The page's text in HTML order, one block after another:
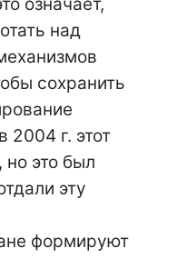
над
сохранить
2004 г. этот
это был
эту
формируют